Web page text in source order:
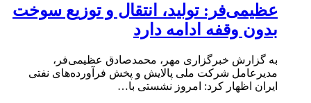
عظیمی‌فر: تولید، انتقال و توزیع سوخت
بدون وقفه ادامه دارد
به گزارش خبرگزاری مهر، محمدصادق عظیمی‌فر،
مدیرعامل شرکت ملی پالایش و پخش فرآورده‌های نفتی
ایران اظهار کرد: امروز نشستی با…